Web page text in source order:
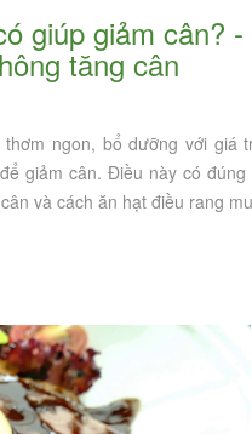
tối có gây tăng cân không?
cách ăn hạt điều rang
cách
tăng cân
ngon, bổ dưỡng với giá
giảm cân. Điều này có
và cách ăn hạt điều rang